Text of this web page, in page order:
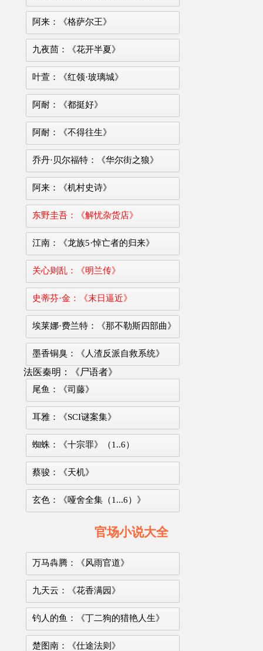
阿来：《格萨尔王》
九夜茴：《花开半夏》
叶萱：《红领·玻璃城》
阿耐：《都挺好》
阿耐：《不得往生》
乔丹·贝尔福特：《华尔街之狼》
阿来：《机村史诗》
东野圭吾：《解忧杂货店》
江南：《龙族5·悼亡者的归来》
关心则乱：《明兰传》
史蒂芬·金：《末日逼近》
埃莱娜·费兰特：《那不勒斯四部曲》（1..4）
墨香铜臭：《人渣反派自救系统》
法医秦明：《尸语者》
尾鱼：《司藤》
耳雅：《SCI谜案集》
蜘蛛：《十宗罪》（1..6）
蔡骏：《天机》
玄色：《哑舍全集（1...6）》
官场小说大全
万马犇腾：《风雨官道》
九天云：《花香满园》
钓人的鱼：《丁二狗的猎艳人生》
楚图南：《仕途法则》